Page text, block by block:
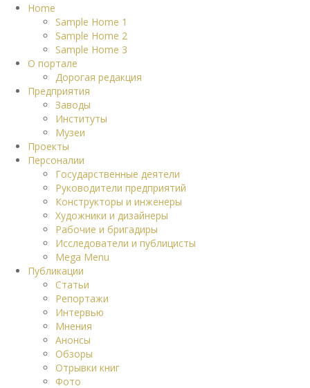
Home
Sample Home 1
Sample Home 2
Sample Home 3
О портале
Дорогая редакция
Предприятия
Заводы
Институты
Музеи
Проекты
Персоналии
Государственные деятели
Руководители предприятий
Конструкторы и инженеры
Художники и дизайнеры
Рабочие и бригадиры
Исследователи и публицисты
Mega Menu
Публикации
Статьи
Репортажи
Интервью
Мнения
Анонсы
Обзоры
Отрывки книг
Фото